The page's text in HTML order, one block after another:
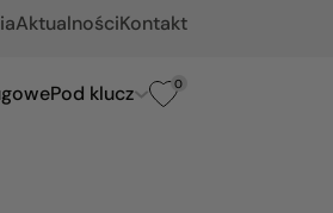
AktualnościKontakt
Pod klucz 0